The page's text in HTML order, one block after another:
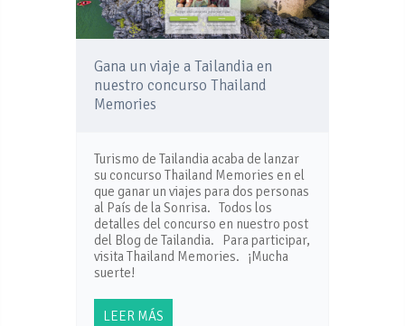
Gana un viaje a Tailandia en
nuestro concurso Thailand
Memories
Turismo de Tailandia acaba de lanzar
su concurso Thailand Memories en el
que ganar un viajes para dos personas
al País de la Sonrisa. Todos los
detalles del concurso en nuestro post
del Blog de Tailandia. Para participar,
visita Thailand Memories. ¡Mucha
suerte!
LEER MÁS